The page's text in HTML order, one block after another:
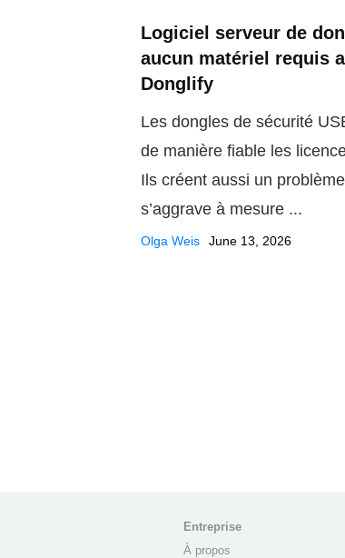
Logiciel serveur de
aucun matériel requis
Donglify
Les dongles de sécurité
de manière fiable les
Ils créent aussi un
s’aggrave à mesure ...
Olga Weis June 13, 2026
Entreprise
À propos